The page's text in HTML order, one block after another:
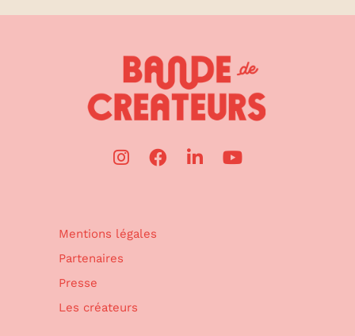
Mentions légales
Partenaires
Presse
Les créateurs